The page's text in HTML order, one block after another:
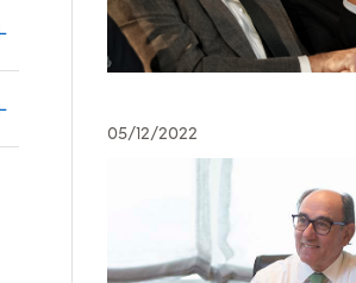
i18n.web.accesibilidad.desplegar
i18n.web.accesibilidad.desplegar
05/12/2022